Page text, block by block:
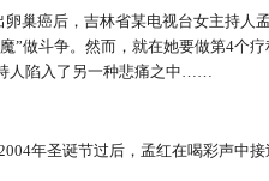
巢癌后，吉林省某电视台女主持人
”做斗争。然而，就在她要做第4个
人陷入了另一种悲痛之中……
年圣诞节过后，孟红在喝彩声中